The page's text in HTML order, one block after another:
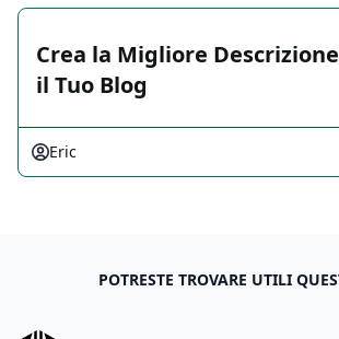
Crea la Migliore
il Tuo Blog
Eric
POTRESTE TROVARE UTILI